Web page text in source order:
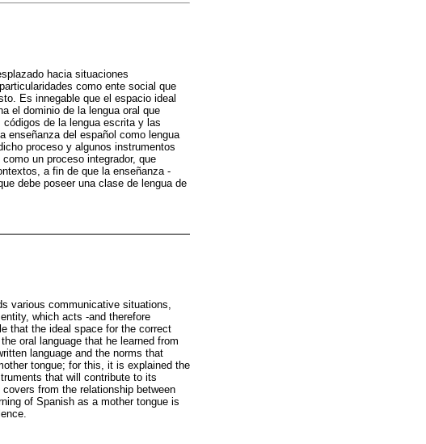
hacia situaciones
como ente social que
Es innegable que el espacio ideal
el dominio de la lengua oral que
de la lengua escrita y las
enseñanza del español como lengua
proceso y algunos instrumentos
un proceso integrador, que
a fin de que la enseñanza -
debe poseer una clase de lengua de
various communicative situations,
which acts -and therefore
that the ideal space for the correct
oral language that he learned from
language and the norms that
tongue; for this, it is explained the
that will contribute to its
from the relationship between
of Spanish as a mother tongue is